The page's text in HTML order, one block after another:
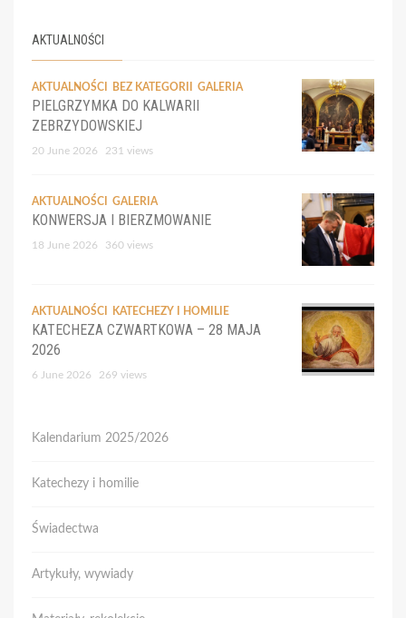
AKTUALNOŚCI
AKTUALNOŚCI BEZ KATEGORII GALERIA
PIELGRZYMKA DO KALWARII
ZEBRZYDOWSKIEJ
20 June 2026 231 views
AKTUALNOŚCI GALERIA
KONWERSJA I BIERZMOWANIE
18 June 2026 360 views
AKTUALNOŚCI KATECHEZY I HOMILIE
KATECHEZA CZWARTKOWA – 28 MAJA
2026
6 June 2026 269 views
Kalendarium 2025/2026
Katechezy i homilie
Świadectwa
Artykuły, wywiady